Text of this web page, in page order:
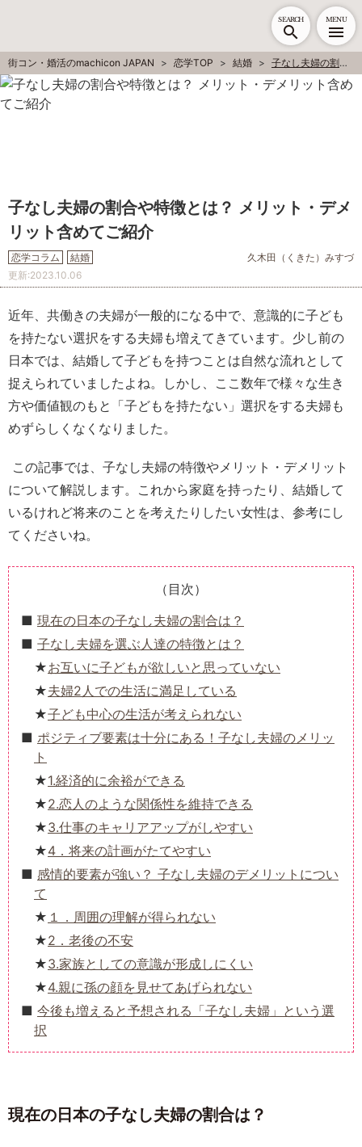
SEARCH MENU
街コン・婚活のmachicon JAPAN 恋学TOP 結婚 子なし夫婦の割合や特徴とは？ メリット・デメリット含めてご紹介
子なし夫婦の割合や特徴とは？ メリット・デメ
リット含めてご紹介
恋学コラム 結婚
久木田（くきた）みすづ
更新:2023.10.06
近年、共働きの夫婦が一般的になる中で、意識的に子ども
を持たない選択をする夫婦も増えてきています。少し前の
日本では、結婚して子どもを持つことは自然な流れとして
捉えられていましたよね。しかし、ここ数年で様々な生き
方や価値観のもと「子どもを持たない」選択をする夫婦も
めずらしくなくなりました。
この記事では、子なし夫婦の特徴やメリット・デメリット
について解説します。これから家庭を持ったり、結婚して
いるけれど将来のことを考えたりしたい女性は、参考にし
てくださいね。
（目次）
現在の日本の子なし夫婦の割合は？
子なし夫婦を選ぶ人達の特徴とは？
お互いに子どもが欲しいと思っていない
夫婦2人での生活に満足している
子ども中心の生活が考えられない
ポジティブ要素は十分にある！子なし夫婦のメリッ
ト
1.経済的に余裕ができる
2.恋人のような関係性を維持できる
3.仕事のキャリアアップがしやすい
4．将来の計画がたてやすい
感情的要素が強い？ 子なし夫婦のデメリットについ
て
１．周囲の理解が得られない
2．老後の不安
3.家族としての意識が形成しにくい
4.親に孫の顔を見せてあげられない
今後も増えると予想される「子なし夫婦」という選
択
現在の日本の子なし夫婦の割合は？